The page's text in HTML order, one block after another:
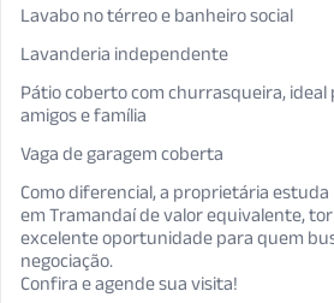
Lavabo no térreo e banheiro social
Lavanderia independente
Pátio coberto com churrasqueira,
amigos e família
Vaga de garagem coberta
Como diferencial, a proprietária
em Tramandaí de valor equivalente,
excelente oportunidade para quem
negociação.
Confira e agende sua visita!